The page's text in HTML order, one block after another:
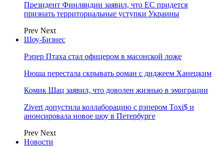
Президент Финляндии заявил, что ЕС придется
признать территориальные уступки Украины
Prev Next
Шоу-Бизнес
Рэпер Птаха стал офицером в масонской ложе
Нюша перестала скрывать роман с диджеем Ханецким
Комик Шац заявил, что доволен жизнью в эмиграции
Zivert допустила коллаборацию с рэпером Toxi$ и
анонсировала новое шоу в Петербурге
Prev Next
Новости